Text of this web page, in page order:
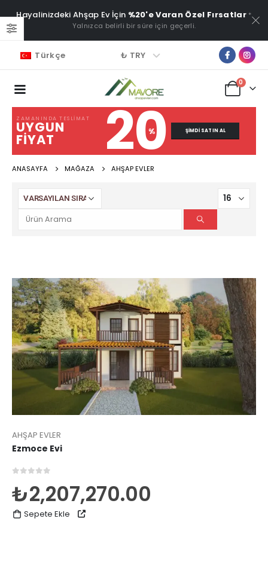
Hayalinizdeki Ahşap Ev İçin %20'e Varan Özel Fırsatlar *
Yalnızca belirli bir süre için geçerli.
Türkçe ₺ TRY
0
ZAMANINDA TESLIMAT
UYGUN
FIYAT 20
% ŞIMDI SATIN AL
ANASAYFA MAĞAZA AHŞAP EVLER
AHŞAP EVLER
Ezmoce Evi
₺2,207,270.00
Sepete Ekle